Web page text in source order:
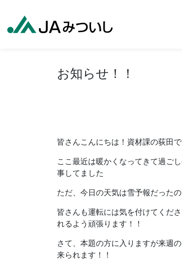
お知らせ！！
皆さんこんにちは！資材課の荻田で
ここ最近は暖かくなってきて過ご
事してました
ただ、今日の天気は雪予報だった
皆さんも運転には気を付けてくだ
れるよう頑張ります！！
さて、本題の方に入りますが来週
来られます！！